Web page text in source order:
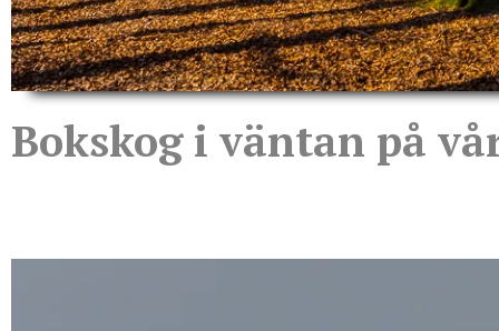
Bokskog i väntan på